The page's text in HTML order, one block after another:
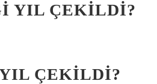
YIL ÇEKILDI?
ÇEKILDI?